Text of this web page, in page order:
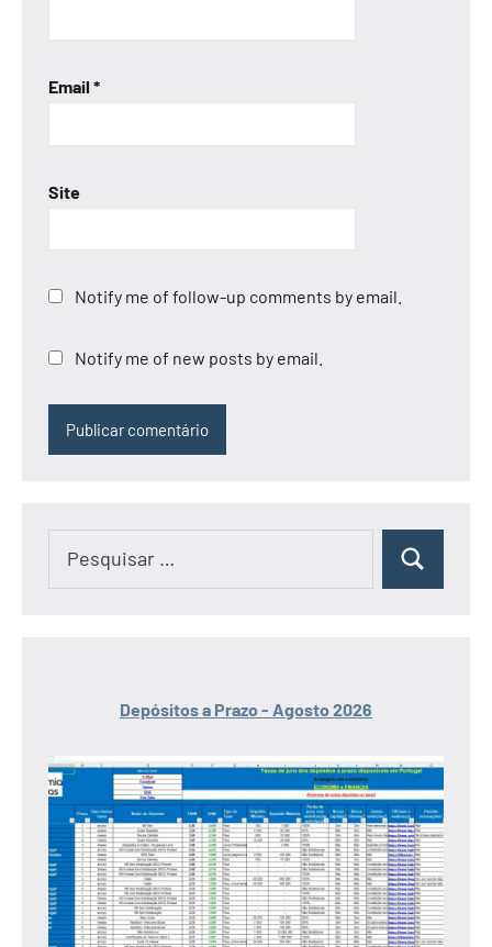
Email *
Site
Notify me of follow-up comments by email.
Notify me of new posts by email.
Pesquisar
Depósitos a Prazo - Agosto 2026